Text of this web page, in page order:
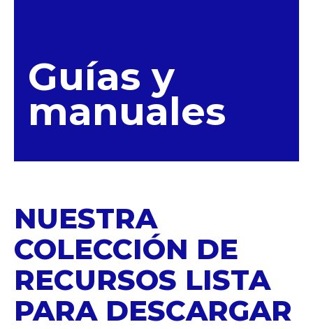
Guías y
manuales
NUESTRA
COLECCIÓN DE
RECURSOS LISTA
PARA DESCARGAR